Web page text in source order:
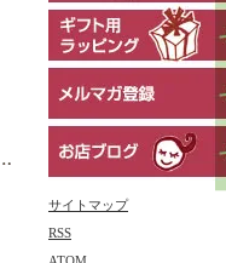
サイトマップ
RSS